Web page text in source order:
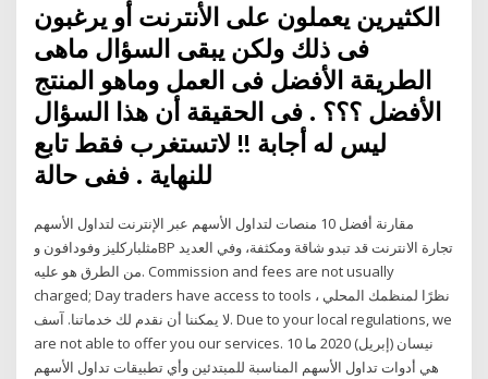
الكثيرين يعملون على الأنترنت أو يرغبون
فى ذلك ولكن يبقى السؤال ماهى
الطريقة الأفضل فى العمل وماهو المنتج
الأفضل ؟؟؟ . فى الحقيقة أن هذا السؤال
ليس له أجابة !! لاتستغرب فقط تابع
للنهاية . ففى حالة
مقارنة أفضل 10 منصات لتداول الأسهم عبر الإنترنت لتداول الأسهم
مثلباركليز وفودافون وBP تجارة الانترنت قد تبدو شاقة ومكثفة، وفي العديد
من الطرق هو عليه. Commission and fees are not usually
charged; Day traders have access to tools نظرًا لمنظمك المحلي ،
لا يمكننا أن نقدم لك خدماتنا. آسف. Due to your local regulations, we
are not able to offer you our services. 10 نيسان (إبريل) 2020 ما
هي أدوات تداول الأسهم المناسبة للمبتدئين وأي تطبيقات تداول الأسهم